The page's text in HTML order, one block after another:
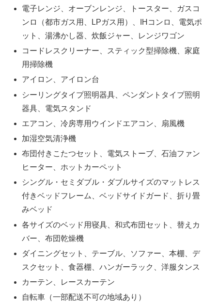
電子レンジ、オーブンレンジ、トースター、ガスコ
ンロ（都市ガス用、LPガス用）、IHコンロ、電気ポ
ット、湯沸かし器、炊飯ジャー、レンジワゴン
コードレスクリーナー、スティック型掃除機、家庭
用掃除機
アイロン、アイロン台
シーリングタイプ照明器具、ペンダントタイプ照明
器具、電気スタンド
エアコン、冷房専用ウインドエアコン、扇風機
加湿空気清浄機
布団付きこたつセット、電気ストーブ、石油ファン
ヒーター、ホットカーペット
シングル・セミダブル・ダブルサイズのマットレス
付きベッドフレーム、ベッドサイドガード、折り畳
みベッド
各サイズのベッド用寝具、和式布団セット、替えカ
バー、布団乾燥機
ダイニングセット、テーブル、ソファー、本棚、デ
スクセット、食器棚、ハンガーラック、洋服タンス
カーテン、レースカーテン
自転車（一部配送不可の地域あり）